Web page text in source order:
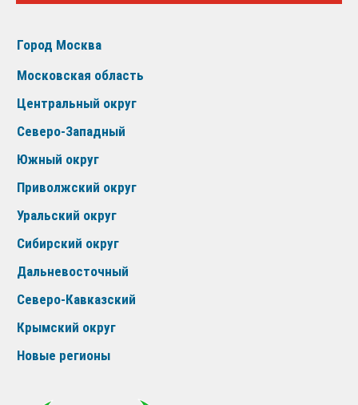
Город Москва
Московская область
Центральный округ
Северо-Западный
Южный округ
Приволжский округ
Уральский округ
Сибирский округ
Дальневосточный
Северо-Кавказский
Крымский округ
Новые регионы